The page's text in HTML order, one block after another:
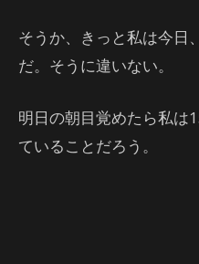
そうか、きっと私は今日
だ。そうに違いない。
明日の朝目覚めたら私は
ていることだろう。